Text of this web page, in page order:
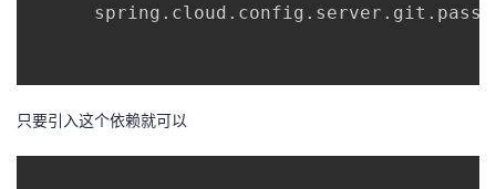
只要引入这个依赖就可以